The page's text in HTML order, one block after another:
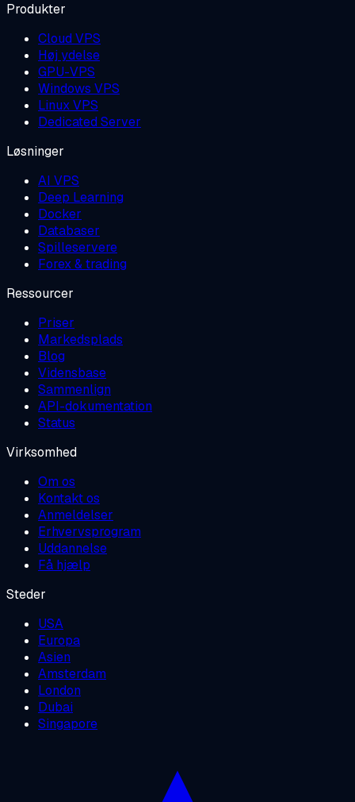
Produkter
Cloud VPS
Høj ydelse
GPU-VPS
Windows VPS
Linux VPS
Dedicated Server
Løsninger
AI VPS
Deep Learning
Docker
Databaser
Spilleservere
Forex & trading
Ressourcer
Priser
Markedsplads
Blog
Vidensbase
Sammenlign
API-dokumentation
Status
Virksomhed
Om os
Kontakt os
Anmeldelser
Erhvervsprogram
Uddannelse
Få hjælp
Steder
USA
Europa
Asien
Amsterdam
London
Dubai
Singapore